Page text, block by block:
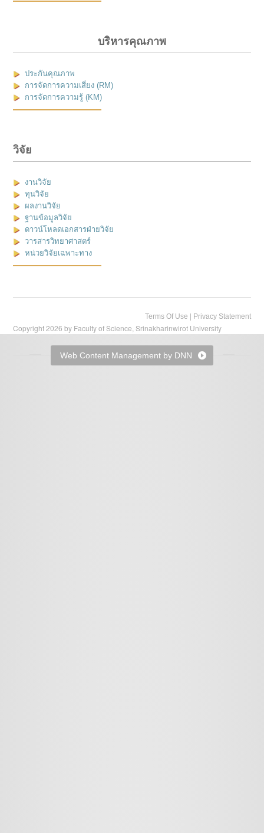
บริหารคุณภาพ
ประกันคุณภาพ
การจัดการความเสี่ยง (RM)
การจัดการความรู้ (KM)
วิจัย
งานวิจัย
ทุนวิจัย
ผลงานวิจัย
ฐานข้อมูลวิจัย
ดาวน์โหลดเอกสารฝ่ายวิจัย
วารสารวิทยาศาสตร์
หน่วยวิจัยเฉพาะทาง
Terms Of Use | Privacy Statement
Copyright 2026 by Faculty of Science, Srinakharinwirot University
Web Content Management by DNN